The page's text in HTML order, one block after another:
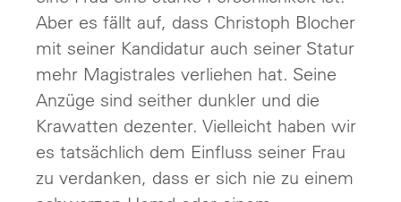
Aber es fällt auf, dass Christoph Blocher
mit seiner Kandidatur auch seiner Statur
mehr Magistrales verliehen hat. Seine
Anzüge sind seither dunkler und die
Krawatten dezenter. Vielleicht haben wir
es tatsächlich dem Einfluss seiner Frau
zu verdanken, dass er sich nie zu einem